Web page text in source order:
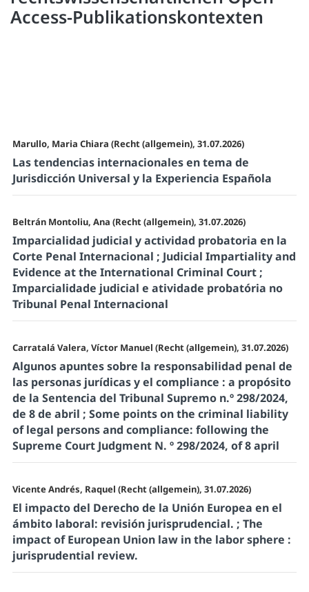
Access-Publikationskontexten
Marullo, Maria Chiara (Recht (allgemein), 31.07.2026)
Las tendencias internacionales en tema de
Jurisdicción Universal y la Experiencia Española
Beltrán Montoliu, Ana (Recht (allgemein), 31.07.2026)
Imparcialidad judicial y actividad probatoria en la
Corte Penal Internacional ; Judicial Impartiality and
Evidence at the International Criminal Court ;
Imparcialidade judicial e atividade probatória no
Tribunal Penal Internacional
Carratalá Valera, Víctor Manuel (Recht (allgemein), 31.07.2026)
Algunos apuntes sobre la responsabilidad penal de
las personas jurídicas y el compliance : a propósito
de la Sentencia del Tribunal Supremo n.º 298/2024,
de 8 de abril ; Some points on the criminal liability
of legal persons and compliance: following the
Supreme Court Judgment N. º 298/2024, of 8 april
Vicente Andrés, Raquel (Recht (allgemein), 31.07.2026)
El impacto del Derecho de la Unión Europea en el
ámbito laboral: revisión jurisprudencial. ; The
impact of European Union law in the labor sphere :
jurisprudential review.